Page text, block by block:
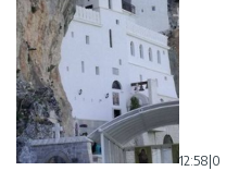
12:58 0